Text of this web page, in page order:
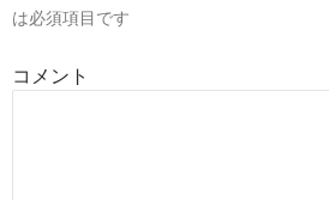
ン
は必須項目です
コメント